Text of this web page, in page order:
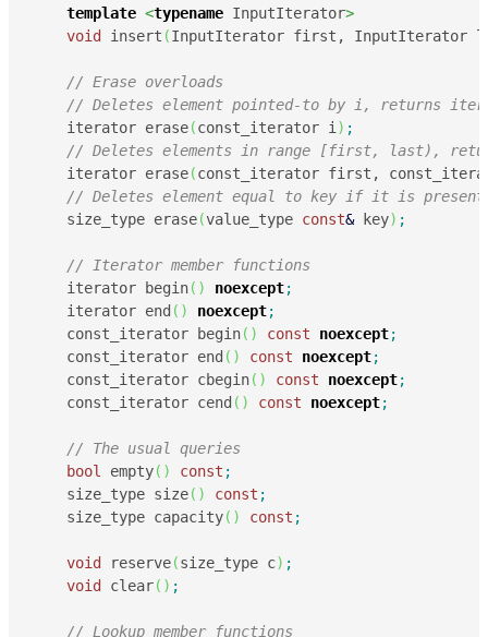
template <typename InputIterator>
void
insert (InputIterator first, InputIterator
// Erase overloads
// Deletes element pointed-to by i, returns
    iterator erase
(const_iterator i ) ;
// Deletes elements in range [first, last),
    iterator erase
(const_iterator first,
// Deletes element equal to key if it is present,
    size_type erase
(value_type const& key) ;
// Iterator member functions
    iterator begin
( ) noexcept;
    iterator end
( ) noexcept;
    const_iterator begin
( ) const noexcept;
    const_iterator end
( ) const noexcept;
    const_iterator cbegin
( ) const noexcept;
    const_iterator cend
( ) const noexcept;
// The usual queries
bool
empty( ) const ;
    size_type size
( ) const ;
    size_type capacity
( ) const ;
void reserve(size_type c) ;
void
clear( ) ;
// Lookup member functions